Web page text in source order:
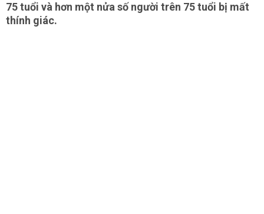
75 tuổi và hơn một nửa số người trên 75 tuổi bị mất
thính giác.